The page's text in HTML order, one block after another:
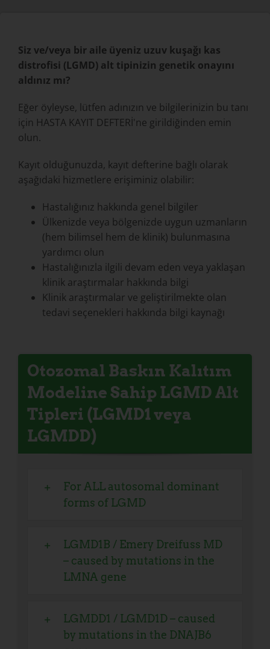
Siz ve/veya bir aile üyeniz uzuv kuşağı kas
distrofisi (LGMD) alt tipinizin genetik onayını
aldınız mı?
Eğer öyleyse, lütfen adınızın ve bilgilerinizin bu tanı
için HASTA KAYIT DEFTERİ'ne girildiğinden emin
olun.
Kayıt olduğunuzda, kayıt defterine bağlı olarak
aşağıdaki hizmetlere erişiminiz olabilir:
Hastalığınız hakkında genel bilgiler
Ülkenizde veya bölgenizde uygun uzmanların
(hem bilimsel hem de klinik) bulunmasına
yardımcı olun
Hastalığınızla ilgili devam eden veya yaklaşan
klinik araştırmalar hakkında bilgi
Klinik araştırmalar ve geliştirilmekte olan
tedavi seçenekleri hakkında bilgi kaynağı
Otozomal Baskın Kalıtım
Modeline Sahip LGMD Alt
Tipleri (LGMD1 veya
LGMDD)
For ALL autosomal dominant
forms of LGMD
LGMD1B / Emery Dreifuss MD
– caused by mutations in the
LMNA gene
LGMDD1 / LGMD1D – caused
by mutations in the DNAJB6